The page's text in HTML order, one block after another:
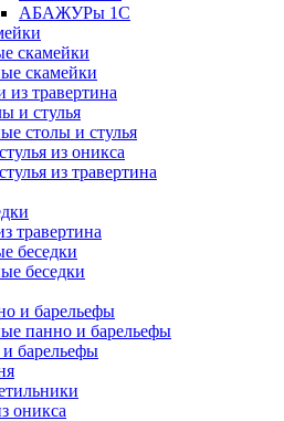
АБАЖУРы 1С
скамейки
скамейки
из травертина
и стулья
столы и стулья
из оникса
из травертина
травертина
беседки
беседки
и барельефы
панно и барельефы
барельефы
оникса